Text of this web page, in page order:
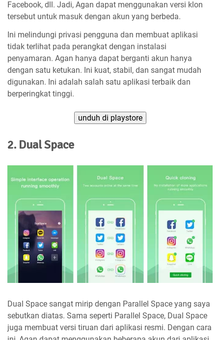
Facebook, dll. Jadi, Agan dapat menggunakan versi klon
tersebut untuk masuk dengan akun yang berbeda.
Ini melindungi privasi pengguna dan membuat aplikasi
tidak terlihat pada perangkat dengan instalasi
penyamaran. Agan hanya dapat berganti akun hanya
dengan satu ketukan. Ini kuat, stabil, dan sangat mudah
digunakan. Ini adalah salah satu aplikasi terbaik dan
berperingkat tinggi.
unduh di playstore
2. Dual Space
Dual Space sangat mirip dengan Parallel Space yang saya
sebutkan diatas. Sama seperti Parallel Space, Dual Space
juga membuat versi tiruan dari aplikasi resmi. Dengan cara